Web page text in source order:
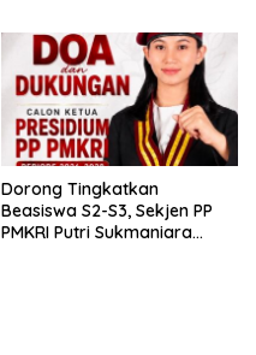
Dorong Tingkatkan
Beasiswa S2-S3, Sekjen PP
PMKRI Putri Sukmaniara